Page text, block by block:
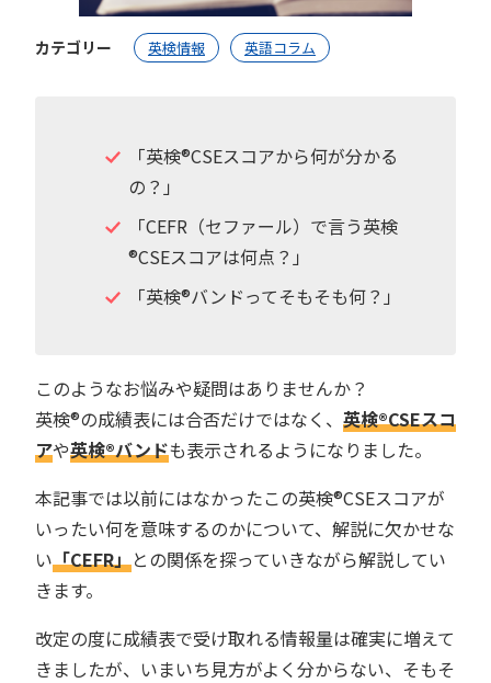
カテゴリー 英検情報 英語コラム
「英検®︎CSEスコアから何が分かる
の？」
「CEFR（セファール）で言う英検
®︎CSEスコアは何点？」
「英検®︎バンドってそもそも何？」
このようなお悩みや疑問はありませんか？
英検®︎の成績表には合否だけではなく、 英検®︎CSEスコ
アや英検®︎バンドも表示されるようになりました。
本記事では以前にはなかったこの英検®︎CSEスコアが
いったい何を意味するのかについて、解説に欠かせな
い「CEFR」との関係を探っていきながら解説してい
きます。
改定の度に成績表で受け取れる情報量は確実に増えて
きましたが、いまいち見方がよく分からない、そもそ